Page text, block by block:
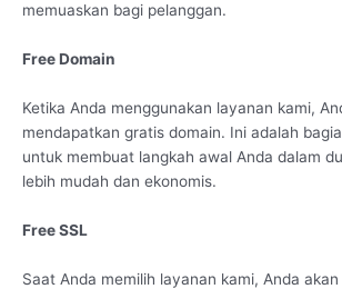
memuaskan bagi pelanggan.
Free Domain
Ketika Anda menggunakan layanan kami,
mendapatkan gratis domain. Ini adalah
untuk membuat langkah awal Anda dalam
lebih mudah dan ekonomis.
Free SSL
Saat Anda memilih layanan kami, Anda akan